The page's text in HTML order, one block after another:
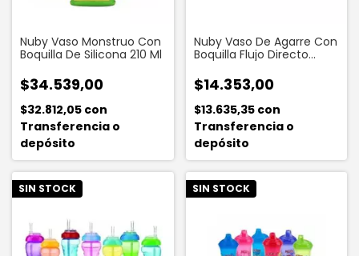
Nuby Vaso Monstruo Con
Boquilla De Silicona 210 Ml
$34.539,00
$32.812,05 con
Transferencia o
depósito
Nuby Vaso De Agarre Con
Boquilla Flujo Directo
$14.353,00
$13.635,35 con
Transferencia o
depósito
SIN STOCK SIN STOCK